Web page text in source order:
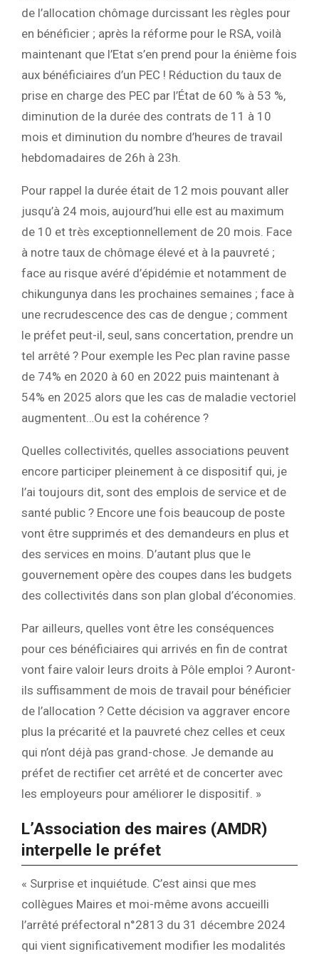
de l’allocation chômage durcissant les règles pour
en bénéficier ; après la réforme pour le RSA, voilà
maintenant que l’Etat s’en prend pour la énième fois
aux bénéficiaires d’un PEC ! Réduction du taux de
prise en charge des PEC par l’État de 60 % à 53 %,
diminution de la durée des contrats de 11 à 10
mois et diminution du nombre d’heures de travail
hebdomadaires de 26h à 23h.
Pour rappel la durée était de 12 mois pouvant aller
jusqu’à 24 mois, aujourd’hui elle est au maximum
de 10 et très exceptionnellement de 20 mois. Face
à notre taux de chômage élevé et à la pauvreté ;
face au risque avéré d’épidémie et notamment de
chikungunya dans les prochaines semaines ; face à
une recrudescence des cas de dengue ; comment
le préfet peut-il, seul, sans concertation, prendre un
tel arrêté ? Pour exemple les Pec plan ravine passe
de 74% en 2020 à 60 en 2022 puis maintenant à
54% en 2025 alors que les cas de maladie vectoriel
augmentent…Ou est la cohérence ?
Quelles collectivités, quelles associations peuvent
encore participer pleinement à ce dispositif qui, je
l’ai toujours dit, sont des emplois de service et de
santé public ? Encore une fois beaucoup de poste
vont être supprimés et des demandeurs en plus et
des services en moins. D’autant plus que le
gouvernement opère des coupes dans les budgets
des collectivités dans son plan global d’économies.
Par ailleurs, quelles vont être les conséquences
pour ces bénéficiaires qui arrivés en fin de contrat
vont faire valoir leurs droits à Pôle emploi ? Auront-
ils suffisamment de mois de travail pour bénéficier
de l’allocation ? Cette décision va aggraver encore
plus la précarité et la pauvreté chez celles et ceux
qui n’ont déjà pas grand-chose. Je demande au
préfet de rectifier cet arrêté et de concerter avec
les employeurs pour améliorer le dispositif. »
L’Association des maires (AMDR)
interpelle le préfet
« Surprise et inquiétude. C’est ainsi que mes
collègues Maires et moi-même avons accueilli
l’arrêté préfectoral n°2813 du 31 décembre 2024
qui vient significativement modifier les modalités